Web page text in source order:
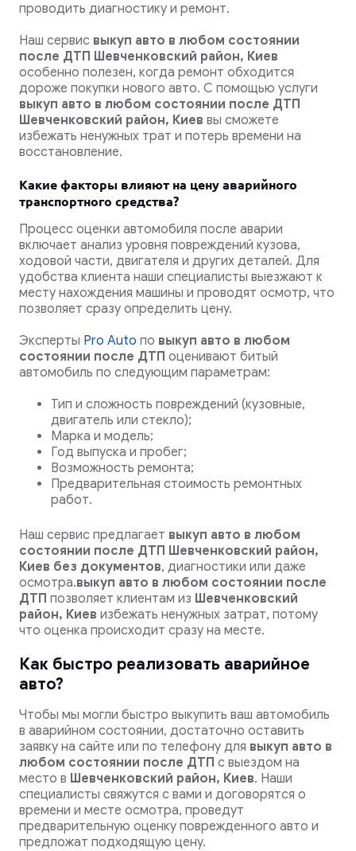
проводить диагностику и ремонт.
Наш сервис выкуп авто в любом состоянии
после ДТП Шевченковский район, Киев
особенно полезен, когда ремонт обходится
дороже покупки нового авто. С помощью услуги
выкуп авто в любом состоянии после ДТП
Шевченковский район, Киев вы сможете
избежать ненужных трат и потерь времени на
восстановление.
Какие факторы влияют на цену аварийного
транспортного средства?
Процесс оценки автомобиля после аварии
включает анализ уровня повреждений кузова,
ходовой части, двигателя и других деталей. Для
удобства клиента наши специалисты выезжают к
месту нахождения машины и проводят осмотр, что
позволяет сразу определить цену.
Эксперты Pro Auto по выкуп авто в любом
состоянии после ДТПоценивают битый
автомобиль по следующим параметрам:
Тип и сложность повреждений (кузовные,
двигатель или стекло);
Марка и модель;
Год выпуска и пробег;
Возможность ремонта;
Предварительная стоимость ремонтных
работ.
Наш сервис предлагает выкуп авто в любом
состоянии после ДТП Шевченковский район,
Киев без документов, диагностики или даже
осмотра.выкуп авто в любом состоянии после
ДТП позволяет клиентам из Шевченковский
район, Киев избежать ненужных затрат, потому
что оценка происходит сразу на месте.
Как быстро реализовать аварийное
авто?
Чтобы мы могли быстро выкупить ваш автомобиль
в аварийном состоянии, достаточно оставить
заявку на сайте или по телефону для выкуп авто в
любом состоянии после ДТП с выездом на
место в Шевченковский район, Киев. Наши
специалисты свяжутся с вами и договорятся о
времени и месте осмотра, проведут
предварительную оценку поврежденного авто и
предложат подходящую цену.